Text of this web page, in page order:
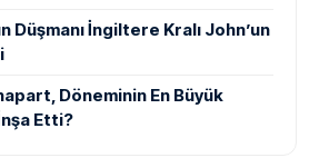
Düşmanı İngiltere Kralı John’un
Döneminin En Büyük
Etti?